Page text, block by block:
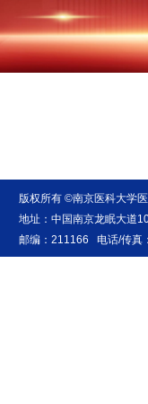
版权所有 ©南京医科大学
地址：中国南京龙眠大道
邮编：211166 电话/传真